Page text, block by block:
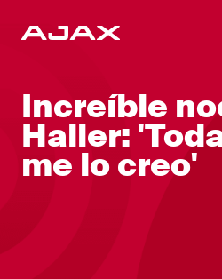
Increíble
Haller:
me lo creo'